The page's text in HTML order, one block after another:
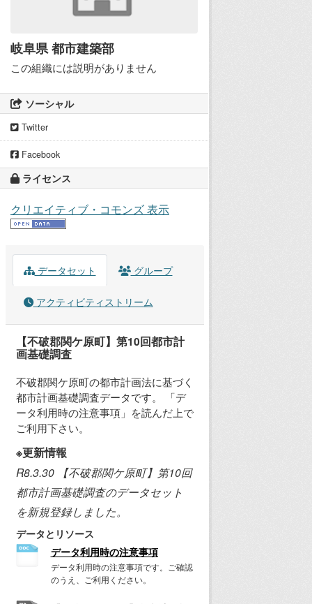
岐阜県 都市建築部
この組織には説明がありません
ソーシャル
Twitter
Facebook
ライセンス
クリエイティブ・コモンズ 表示
データセット グループ
アクティビティストリーム
【不破郡関ケ原町】第10回都市計
画基礎調査
不破郡関ケ原町の都市計画法に基づく
都市計画基礎調査データです。 「デ
ータ利用時の注意事項」を読んだ上で
ご利用下さい。
※更新情報
R8.3.30 【不破郡関ケ原町】第10回
都市計画基礎調査のデータセット
を新規登録しました。
データとリソース
データ利用時の注意事項
データ利用時の注意事項です。ご確認
のうえ、ご利用ください。